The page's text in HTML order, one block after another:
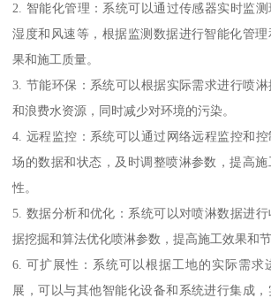
2. 智能化管理：系统可以通过传感器实时监测
湿度和风速等，根据监测数据进行智能化管
果和施工质量。
3. 节能环保：系统可以根据实际需求进行喷
和浪费水资源，同时减少对环境的污染。
4. 远程监控：系统可以通过网络远程监控和
场的数据和状态，及时调整喷淋参数，提高
性。
5. 数据分析和优化：系统可以对喷淋数据进
据挖掘和算法优化喷淋参数，提高施工效果和节
6. 可扩展性：系统可以根据工地的实际需求
展，可以与其他智能化设备和系统进行集成